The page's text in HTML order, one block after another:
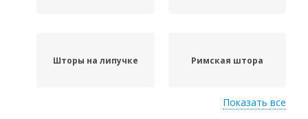
Шторы на липучке Римская штора
Показать все